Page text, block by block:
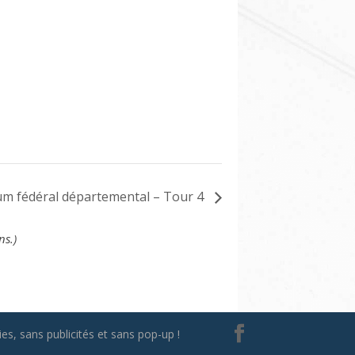
fédéral départemental – Tour 4
sans publicités et sans pop-up !